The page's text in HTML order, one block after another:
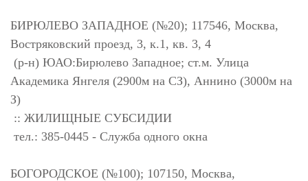
БИРЮЛЕВО ЗАПАДНОЕ (№20); 117546, Москва,
Востряковский проезд, 3, к.1, кв. 3, 4
(р-н) ЮАО:Бирюлево Западное; ст.м. Улица
Академика Янгеля (2900м на СЗ), Аннино (3000м на
З)
:: ЖИЛИЩНЫЕ СУБСИДИИ
тел.: 385-0445 - Служба одного окна
БОГОРОДСКОЕ (№100); 107150, Москва,